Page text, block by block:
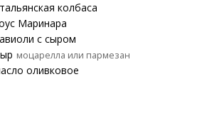
колбаса
Маринара
с сыром
моцарелла или пармезан
оливковое